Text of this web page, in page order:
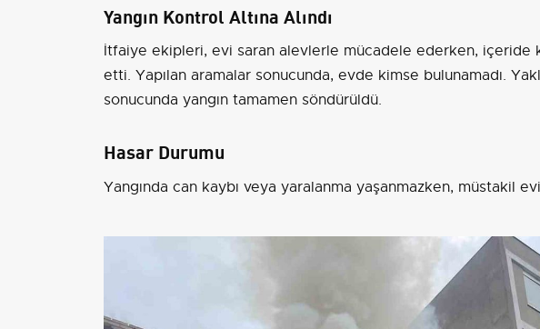
Yangın Kontrol Altına Alındı
İtfaiye ekipleri, evi saran alevlerle mücadele ederken, içeride
etti. Yapılan aramalar sonucunda, evde kimse bulunamadı.
sonucunda yangın tamamen söndürüldü.
Hasar Durumu
Yangında can kaybı veya yaralanma yaşanmazken, müstakil